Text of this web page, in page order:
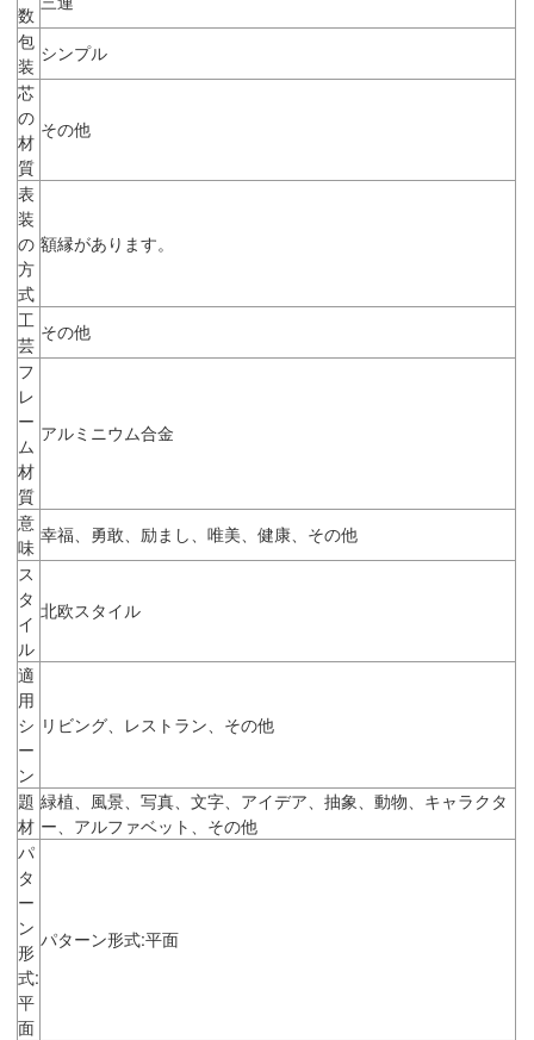
数
包
装
シンプル
芯
の
材
質
その他
表
装
の
方
式
額縁があります。
工
芸
その他
フ
レ
ー
ム
材
質
アルミニウム合金
意
味
幸福、勇敢、励まし、唯美、健康、その他
ス
タ
イ
ル
北欧スタイル
適
用
シ
ー
ン
リビング、レストラン、その他
題
材
緑植、風景、写真、文字、アイデア、抽象、動物、キャラクタ
ー、アルファベット、その他
パ
タ
ー
ン
形
式:
平
面
パターン形式:平面